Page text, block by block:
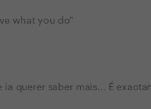
what you do"
querer saber mais... É